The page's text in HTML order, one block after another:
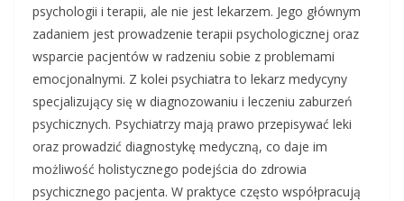
psychologii i terapii, ale nie jest lekarzem. Jego głównym
zadaniem jest prowadzenie terapii psychologicznej oraz
wsparcie pacjentów w radzeniu sobie z problemami
emocjonalnymi. Z kolei psychiatra to lekarz medycyny
specjalizujący się w diagnozowaniu i leczeniu zaburzeń
psychicznych. Psychiatrzy mają prawo przepisywać leki
oraz prowadzić diagnostykę medyczną, co daje im
możliwość holistycznego podejścia do zdrowia
psychicznego pacjenta. W praktyce często współpracują